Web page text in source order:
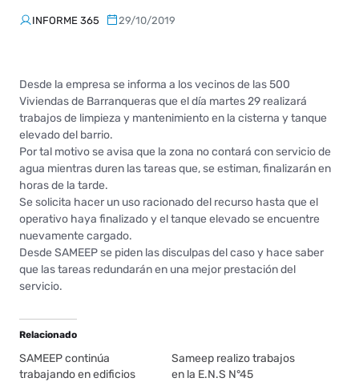
INFORME 365 29/10/2019
Desde la empresa se informa a los vecinos de las 500
Viviendas de Barranqueras que el día martes 29 realizará
trabajos de limpieza y mantenimiento en la cisterna y tanque
elevado del barrio.
Por tal motivo se avisa que la zona no contará con servicio de
agua mientras duren las tareas que, se estiman, finalizarán en
horas de la tarde.
Se solicita hacer un uso racionado del recurso hasta que el
operativo haya finalizado y el tanque elevado se encuentre
nuevamente cargado.
Desde SAMEEP se piden las disculpas del caso y hace saber
que las tareas redundarán en una mejor prestación del
servicio.
Relacionado
SAMEEP continúa
trabajando en edificios
Sameep realizo trabajos
en la E.N.S N°45